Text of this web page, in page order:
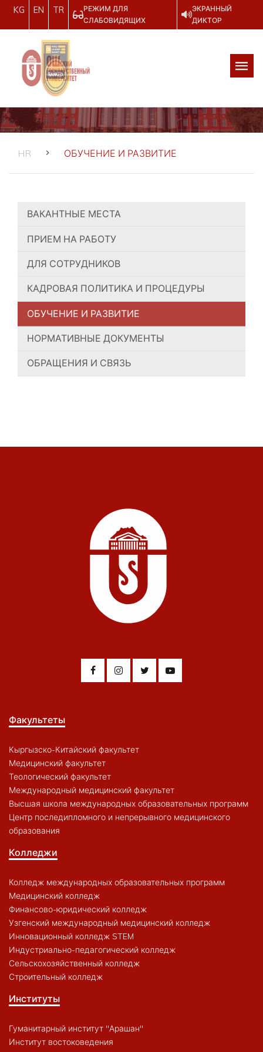
KG EN TR
РЕЖИМ ДЛЯ
СЛАБОВИДЯЩИХ
ЭКРАННЫЙ
ДИКТОР
HR ОБУЧЕНИЕ И РАЗВИТИЕ
ВАКАНТНЫЕ МЕСТА
ПРИЕМ НА РАБОТУ
ДЛЯ СОТРУДНИКОВ
КАДРОВАЯ ПОЛИТИКА И ПРОЦЕДУРЫ
ОБУЧЕНИЕ И РАЗВИТИЕ
НОРМАТИВНЫЕ ДОКУМЕНТЫ
ОБРАЩЕНИЯ И СВЯЗЬ
Факультеты
Кыргызско-Китайский факультет
Медицинский факультет
Теологический факультет
Международный медицинский факультет
Высшая школа международных образовательных программ
Центр последипломного и непрерывного медицинского
образования
Колледжи
Колледж международных образовательных программ
Медицинский колледж
Финансово-юридический колледж
Узгенский международный медицинский колледж
Инновационный колледж STEM
Индустриально-педагогический колледж
Сельскохозяйственный колледж
Строительный колледж
Институты
Гуманитарный институт "Арашан"
Институт востоковедения